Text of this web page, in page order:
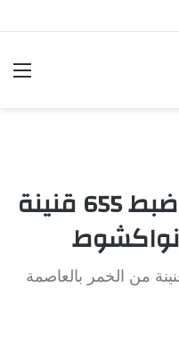
الدرك الوطني يعلن ضبط 655 قنينة
نواكشوط
الوطني يعلن ضبط 655 قنينة من الخمر بالعاصمة